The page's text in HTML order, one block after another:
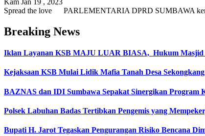
Spread the love PARLEMENTARIA DPRD SUMBAWA
Breaking News
Iklan Layanan KSB MAJU LUAR BIASA, Hukum Masjid
Kejaksaan KSB Mulai Lidik Mafia Tanah Desa
BAZNAS dan IDI Sumbawa Sepakat Sinergikan Program
Polsek Labuhan Badas Tertibkan Pengemis yang
Bupati H. Jarot Tegaskan Pengurangan Risiko Bencana